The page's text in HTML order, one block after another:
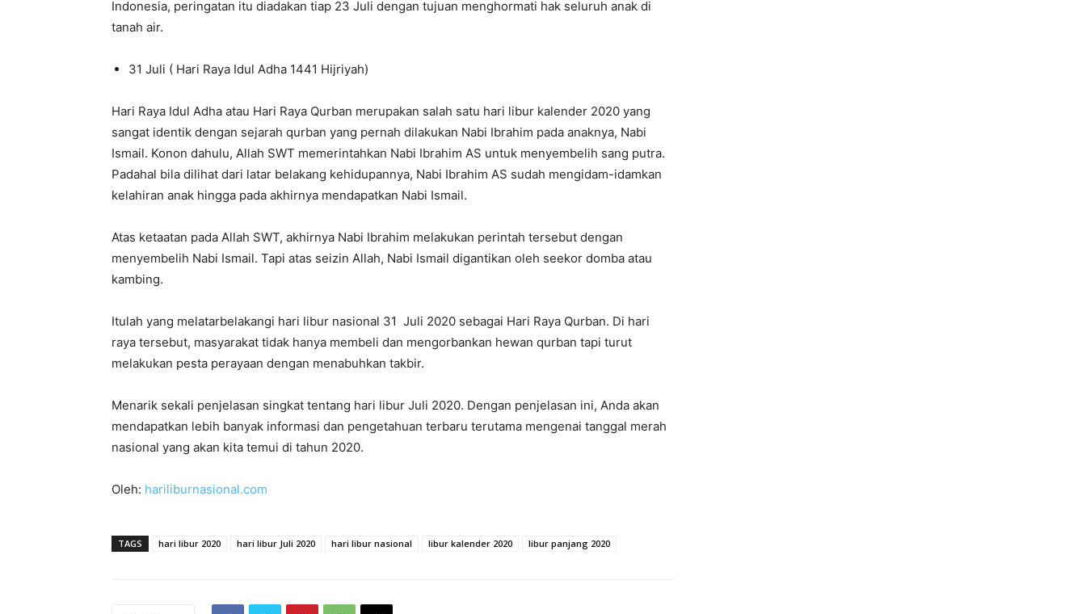
Indonesia, peringatan itu diadakan tiap 23 Juli dengan tujuan menghormati hak seluruh anak di
tanah air.
31 Juli ( Hari Raya Idul Adha 1441 Hijriyah)
Hari Raya Idul Adha atau Hari Raya Qurban merupakan salah satu hari libur kalender 2020 yang
sangat identik dengan sejarah qurban yang pernah dilakukan Nabi Ibrahim pada anaknya, Nabi
Ismail. Konon dahulu, Allah SWT memerintahkan Nabi Ibrahim AS untuk menyembelih sang putra.
Padahal bila dilihat dari latar belakang kehidupannya, Nabi Ibrahim AS sudah mengidam-idamkan
kelahiran anak hingga pada akhirnya mendapatkan Nabi Ismail.
Atas ketaatan pada Allah SWT, akhirnya Nabi Ibrahim melakukan perintah tersebut dengan
menyembelih Nabi Ismail. Tapi atas seizin Allah, Nabi Ismail digantikan oleh seekor domba atau
kambing.
Itulah yang melatarbelakangi hari libur nasional 31 Juli 2020 sebagai Hari Raya Qurban. Di hari
raya tersebut, masyarakat tidak hanya membeli dan mengorbankan hewan qurban tapi turut
melakukan pesta perayaan dengan menabuhkan takbir.
Menarik sekali penjelasan singkat tentang hari libur Juli 2020. Dengan penjelasan ini, Anda akan
mendapatkan lebih banyak informasi dan pengetahuan terbaru terutama mengenai tanggal merah
nasional yang akan kita temui di tahun 2020.
Oleh: hariliburnasional.com
TAGS hari libur 2020 hari libur Juli 2020 hari libur nasional libur kalender 2020 libur panjang 2020